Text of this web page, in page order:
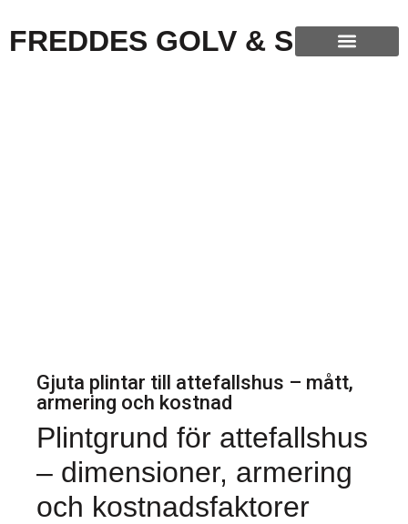
FREDDES GOLV & SLIP
Gjuta plintar till attefallshus – mått,
armering och kostnad
Plintgrund för attefallshus
– dimensioner, armering
och kostnadsfaktorer